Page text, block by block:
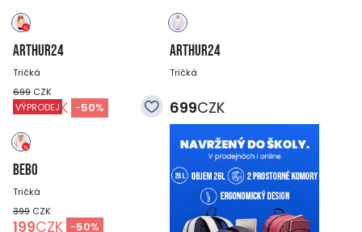
ARTHUR24
Tričká
699 CZK
349CZK -50%
ARTHUR24
Tričká
699CZK
VÝPRODEJ
BEBO
Tričká
399 CZK
199CZK -50%